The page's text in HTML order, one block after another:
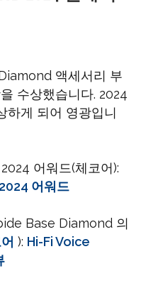
액세서리 부
수상했습니다. 2024
하게 되어 영광입니
어워드(체코어):
어워드
Base Diamond 의
): Hi-Fi Voice